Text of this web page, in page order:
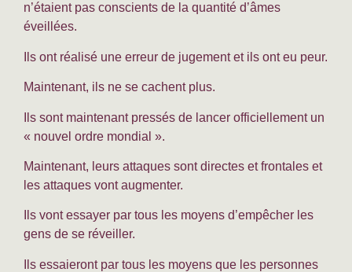
n’étaient pas conscients de la quantité d’âmes
éveillées.
Ils ont réalisé une erreur de jugement et ils ont eu peur.
Maintenant, ils ne se cachent plus.
Ils sont maintenant pressés de lancer officiellement un
« nouvel ordre mondial ».
Maintenant, leurs attaques sont directes et frontales et
les attaques vont augmenter.
Ils vont essayer par tous les moyens d’empêcher les
gens de se réveiller.
Ils essaieront par tous les moyens que les personnes